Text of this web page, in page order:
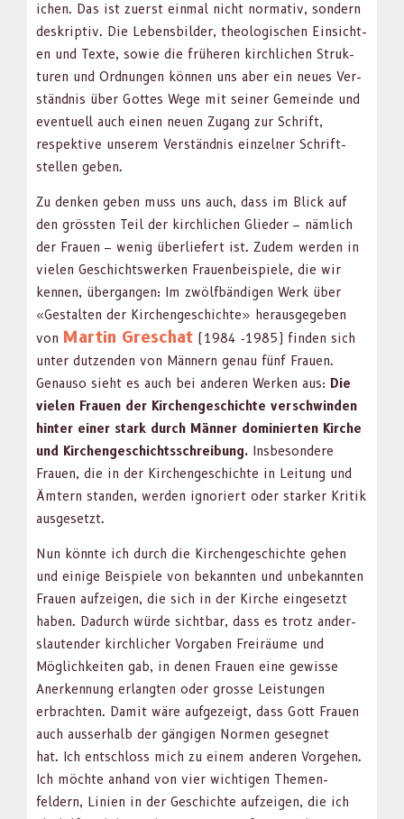
ichen. Das ist zuerst ein­mal nicht nor­ma­tiv, son­dern
deskrip­tiv. Die Lebens­bilder, the­ol­o­gis­chen Ein­sicht­
en und Texte, sowie die früheren kirch­lichen Struk­
turen und Ord­nun­gen kön­nen uns aber ein neues Ver­
ständ­nis über Gottes Wege mit sein­er Gemeinde und
eventuell auch einen neuen Zugang zur Schrift,
respek­tive unserem Ver­ständ­nis einzel­ner Schrift­
stellen geben.
Zu denken geben muss uns auch, dass im Blick auf
den grössten Teil der kirch­lichen Glieder – näm­lich
der Frauen – wenig über­liefert ist. Zudem wer­den in
vie­len Geschichtswerken Frauen­beispiele, die wir
ken­nen, über­gan­gen: Im zwölf­bändi­gen Werk über
«Gestal­ten der Kirchengeschichte» her­aus­gegeben
von Mar­tin Greschat (1984 ‑1985) find­en sich
unter dutzen­den von Män­nern genau fünf Frauen.
Genau­so sieht es auch bei anderen Werken aus: Die
vie­len Frauen der Kirchengeschichte ver­schwinden
hin­ter ein­er stark durch Män­ner dominierten Kirche
und Kirchengeschichtss­chrei­bung. Ins­beson­dere
Frauen, die in der Kirchengeschichte in Leitung und
Ämtern standen, wer­den ignori­ert oder stark­er Kri­tik
aus­ge­set­zt.
Nun kön­nte ich durch die Kirchengeschichte gehen
und einige Beispiele von bekan­nten und unbekan­nten
Frauen aufzeigen, die sich in der Kirche einge­set­zt
haben. Dadurch würde sicht­bar, dass es trotz ander­
slau­t­en­der kirch­lich­er Vor­gaben Freiräume und
Möglichkeit­en gab, in denen Frauen eine gewisse
Anerken­nung erlangten oder grosse Leis­tun­gen
erbracht­en. Damit wäre aufgezeigt, dass Gott Frauen
auch ausser­halb der gängi­gen Nor­men geseg­net
hat. Ich entschloss mich zu einem anderen Vorge­hen.
Ich möchte anhand von vier wichti­gen The­men­
feldern, Lin­ien in der Geschichte aufzeigen, die ich